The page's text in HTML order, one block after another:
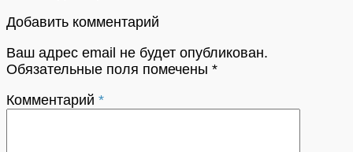
Добавить комментарий
Ваш адрес email не будет опубликован.
Обязательные поля помечены *
Комментарий *